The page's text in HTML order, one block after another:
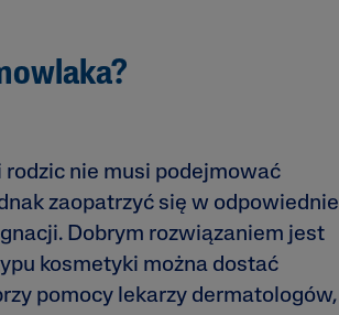
nie musi podejmować
zaopatrzyć się w odpowiednie
Dobrym rozwiązaniem jest
kosmetyki można dostać
pomocy lekarzy dermatologów,